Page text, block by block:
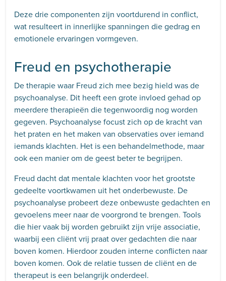
Deze drie componenten zijn voortdurend in conflict,
wat resulteert in innerlijke spanningen die gedrag en
emotionele ervaringen vormgeven.
Freud en psychotherapie
De therapie waar Freud zich mee bezig hield was de
psychoanalyse. Dit heeft een grote invloed gehad op
meerdere therapieën die tegenwoordig nog worden
gegeven. Psychoanalyse focust zich op de kracht van
het praten en het maken van observaties over iemand
iemands klachten. Het is een behandelmethode, maar
ook een manier om de geest beter te begrijpen.
Freud dacht dat mentale klachten voor het grootste
gedeelte voortkwamen uit het onderbewuste. De
psychoanalyse probeert deze onbewuste gedachten en
gevoelens meer naar de voorgrond te brengen. Tools
die hier vaak bij worden gebruikt zijn vrije associatie,
waarbij een cliënt vrij praat over gedachten die naar
boven komen. Hierdoor zouden interne conflicten naar
boven komen. Ook de relatie tussen de cliënt en de
therapeut is een belangrijk onderdeel.